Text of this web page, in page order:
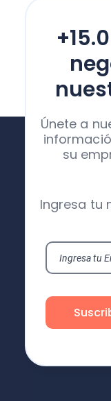
Únete a
su
Ingresa tu